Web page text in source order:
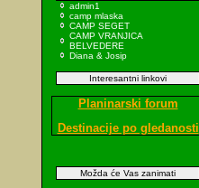
admin1
camp mlaska
CAMP SEGET
CAMP VRANJICA
BELVEDERE
Diana & Josip
Interesantni linkovi
Planinarski forum
Destinacije po gledanosti
Možda će Vas zanimati